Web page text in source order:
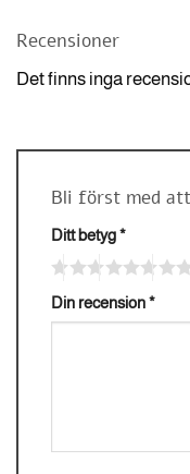
Recensioner
Det finns inga
Bli först med
Ditt betyg*
Din recension*